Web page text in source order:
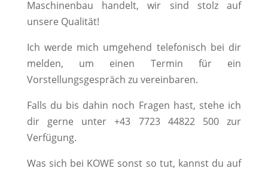
Maschinenbau handelt, wir sind stolz auf
unsere Qualität!
Ich werde mich umgehend telefonisch bei dir
melden, um einen Termin für ein
Vorstellungsgespräch zu vereinbaren.
Falls du bis dahin noch Fragen hast, stehe ich
dir gerne unter +43 7723 44822 500 zur
Verfügung.
Was sich bei KOWE sonst so tut, kannst du auf